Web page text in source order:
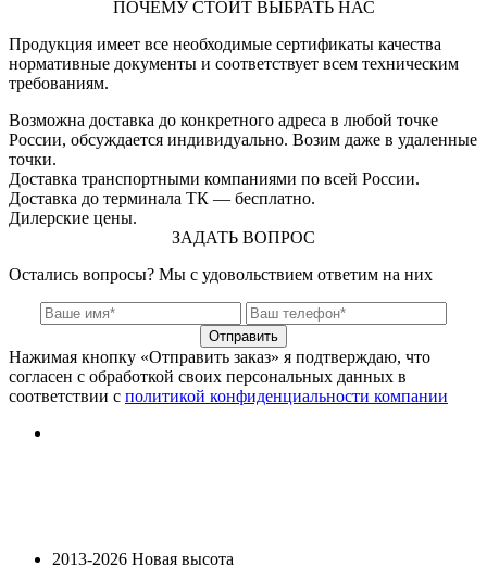
ПОЧЕМУ СТОИТ ВЫБРАТЬ НАС
Продукция имеет все необходимые сертификаты качества
нормативные документы и соответствует всем техническим
требованиям.
Возможна доставка до конкретного адреса в любой точке
России, обсуждается индивидуально. Возим даже в удаленные
точки.
Доставка транспортными компаниями по всей России.
Доставка до терминала ТК — бесплатно.
Дилерские цены.
ЗАДАТЬ ВОПРОС
Остались вопросы? Мы с удовольствием ответим на них
Отправить
Нажимая кнопку «Отправить заказ» я подтверждаю, что
согласен с обработкой своих персональных данных в
соответствии с политикой конфиденциальности компании
2013-2026 Новая высота